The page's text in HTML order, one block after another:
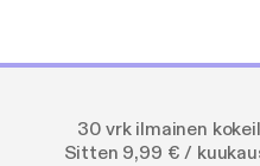
30 vrk ilmainen
Sitten 9,99 € /